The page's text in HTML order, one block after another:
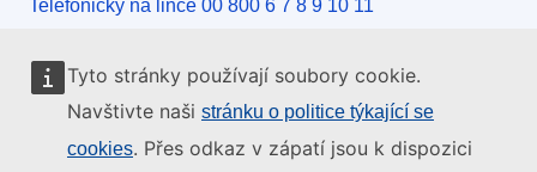
Tyto stránky používají soubory cookie.
Navštivte naši stránku o politice týkající se
cookies. Přes odkaz v zápatí jsou k dispozici
Telefonicky na lince 00 800 6 7 8 9 10 11
Písemně, pomocí kontaktního formuláře
Osobně, v kontaktním místě EU